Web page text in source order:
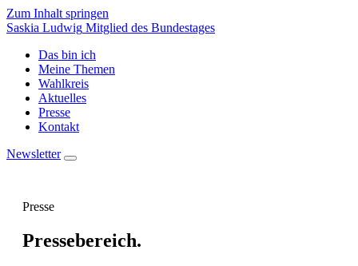
Zum Inhalt springen
Saskia Ludwig Mitglied des Bundestages
Das bin ich
Meine Themen
Wahlkreis
Aktuelles
Presse
Kontakt
Newsletter
Presse
Pressebereich.